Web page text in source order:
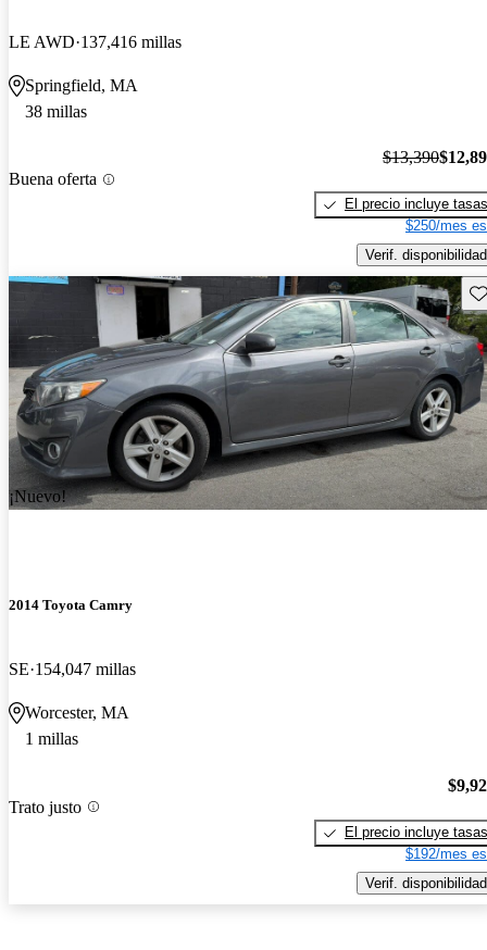
LE AWD 137,416 millas
Springfield, MA
38 millas
Buena oferta
$13,390
El precio incluye tasas
$250/mes
Verif. disponibilidad
¡Nuevo!
2014 Toyota Camry
SE 154,047 millas
Worcester, MA
1 millas
Trato justo
El precio incluye tasas
$192/mes
Verif. disponibilidad